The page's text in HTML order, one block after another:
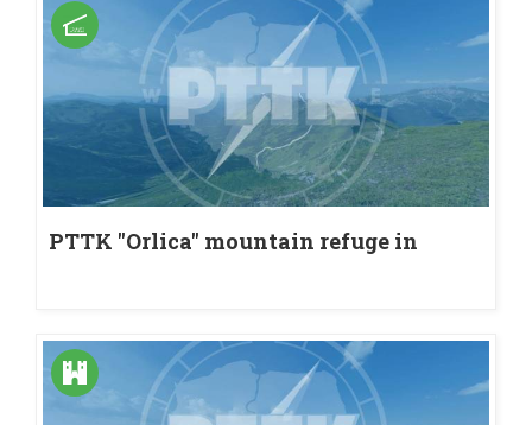
PTTK "Orlica" mountain refuge in